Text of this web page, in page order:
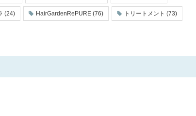
(24) HairGardenRePURE (76) トリートメント (73)